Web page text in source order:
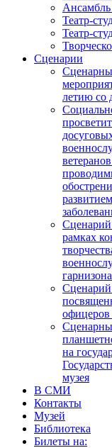
Театр-
Театр-
Сценарии
летию со
рамках
гарнизона
Сценарий
офицеров
на
музея
В СМИ
Контакты
Музей
Библиотека
Билеты на: